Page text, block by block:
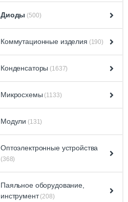
Диоды (500)
Коммутационные изделия (190)
Конденсаторы (1637)
Микросхемы (1133)
Модули (131)
Оптоэлектронные устройства
(368)
Паяльное оборудование,
инструмент(208)